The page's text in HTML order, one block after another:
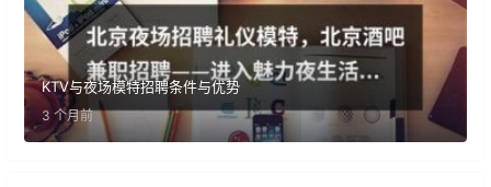
KTV与夜场模特招聘条件与优势
3 个月前